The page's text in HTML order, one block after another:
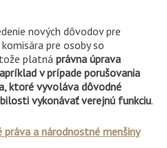
nových dôvodov pre
pre osoby so
platná právna úprava
v prípade porušovania
ktoré vyvoláva dôvodné
vykonávať verejnú funkciu.
práva a národnostné menšiny